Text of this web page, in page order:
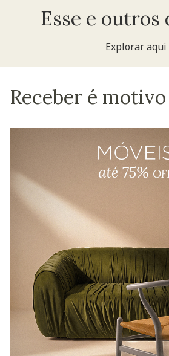
Esse e outros
Explorar aqui
Receber é